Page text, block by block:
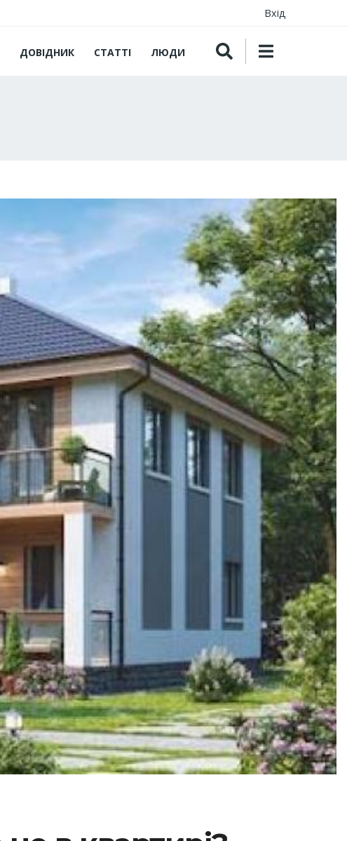
Вхід
ДОВІДНИК СТАТТІ ЛЮДИ